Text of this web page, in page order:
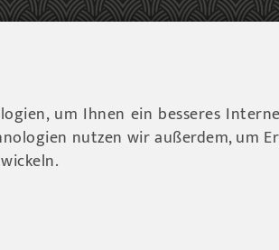
um Ihnen ein besseres
nutzen wir außerdem, um
|Datenschutz|Cookies
Werbeagentur Gössler & Sailer OG